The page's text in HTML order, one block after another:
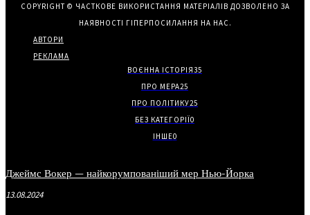
COPYRIGHT © ЧАСТКОВЕ ВИКОРИСТАННЯ МАТЕРІАЛІВ ДОЗВОЛЕНО ЗА
НАЯВНОСТІ ГІПЕРПОСИЛАННЯ НА НАС.
АВТОРИ
РЕКЛАМА
ВОЄННА ІСТОРІЯ35
ПРО МЕРА25
ПРО ПОЛІТИКУ25
БЕЗ КАТЕГОРІЇ0
ІНШЕ0
Джеймс Вокер — найкорумпованіший мер Нью-Йорка
13.08.2024